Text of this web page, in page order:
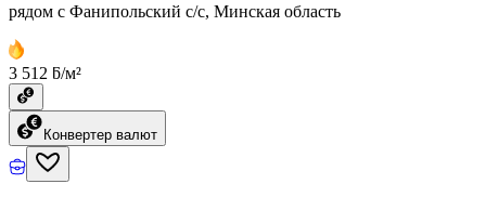
рядом с Фанипольский с/с, Минская область
3 512 ƃ/м²
Конвертер валют